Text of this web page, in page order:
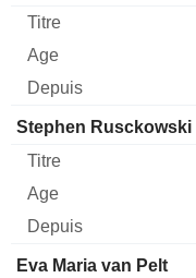
Stephen Rusckowski
Eva Maria van Pelt